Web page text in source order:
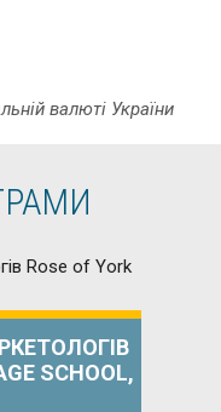
валюті України
SCHOOL,